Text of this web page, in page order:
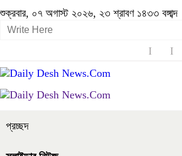
শুক্রবার, ০৭ অগাস্ট ২০২৬, ২৩ শ্রাবণ ১৪৩৩ বঙ্গাব্দ
প্রচ্ছদ